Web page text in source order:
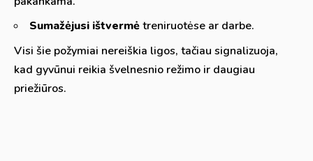
Sumažėjusi ištvermėtreniruotėse ar darbe.
Visi šie požymiai nereiškia ligos, tačiau signalizuoja,
kad gyvūnui reikia švelnesnio režimo ir daugiau
priežiūros.